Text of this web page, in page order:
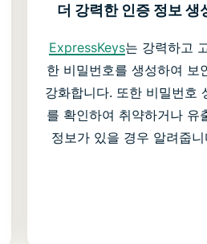
더 강력한 인증 정보 생
ExpressKeys는 강력하고
한 비밀번호를 생성하여 보
강화합니다. 또한 비밀번호
를 확인하여 취약하거나 유
정보가 있을 경우 알려줍니